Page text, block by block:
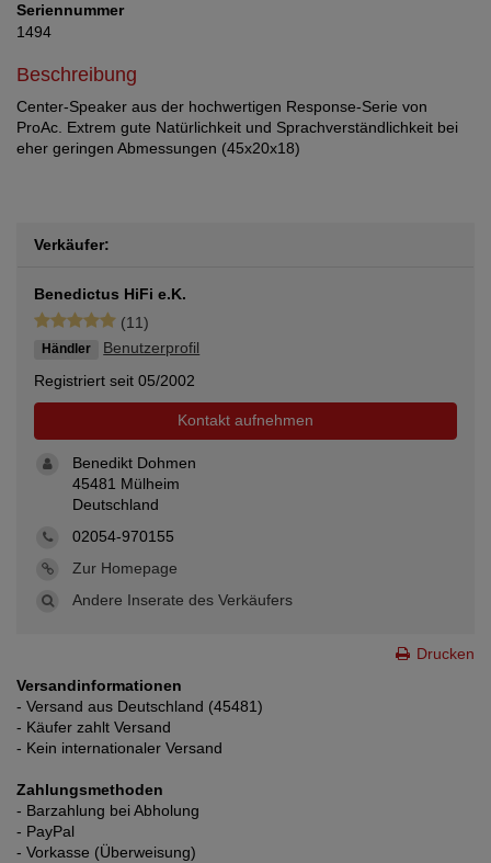
Seriennummer
1494
Beschreibung
Center-Speaker aus der hochwertigen Response-Serie von
ProAc. Extrem gute Natürlichkeit und Sprachverständlichkeit bei
eher geringen Abmessungen (45x20x18)
Verkäufer:
Benedictus HiFi e.K.
(11)
Händler
Benutzerprofil
Registriert seit 05/2002
Kontakt aufnehmen
Benedikt Dohmen
45481 Mülheim
Deutschland
02054-970155
Zur Homepage
Andere Inserate des Verkäufers
Drucken
Versandinformationen
- Versand aus Deutschland (45481)
- Käufer zahlt Versand
- Kein internationaler Versand
Zahlungsmethoden
- Barzahlung bei Abholung
- PayPal
- Vorkasse (Überweisung)